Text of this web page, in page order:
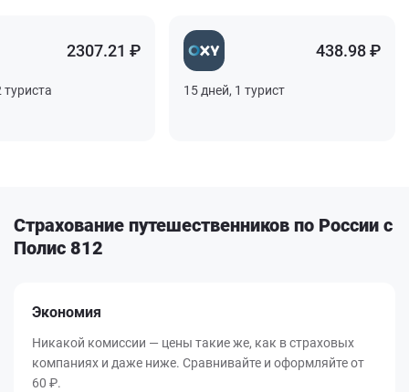
2307.21 ₽ 438.98 ₽
15 дней, 1 турист
Страхование путешественников по России с
Полис 812
Экономия
Никакой комиссии — цены такие же, как в страховых
компаниях и даже ниже. Сравнивайте и оформляйте от
60 ₽.